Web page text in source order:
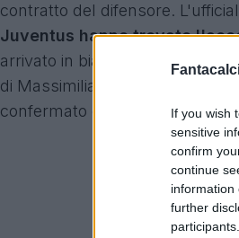
If you wish
sensitive
confirm
continue
information
further
contratto del difensore.
Juventus hanno trovato
arrivato in bianconero nel
di Massimiliano Allegri e dopo
confermato come uno dei